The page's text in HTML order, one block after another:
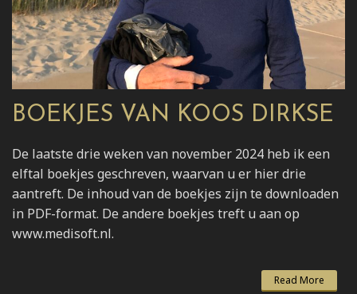
BOEKJES VAN KOOS DIRKSE
De laatste drie weken van november 2024 heb ik een
elftal boekjes geschreven, waarvan u er hier drie
aantreft. De inhoud van de boekjes zijn te downloaden
in PDF-format. De andere boekjes treft u aan op
www.medisoft.nl.
Read More